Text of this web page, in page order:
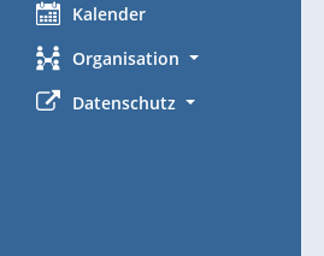
Kalender
Organisation
Datenschutz